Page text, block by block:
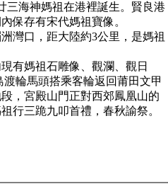
三海神媽祖在港裡誕生。賢良港
保存有宋代媽祖寶像。
灣口，距大陸約3公里，是媽祖
有媽祖石雕像、觀瀾、觀日
輪馬頭搭乘客輪返回莆田文甲
，宮殿山門正對西郊鳳凰山的
行三跪九叩首禮，春秋諭祭。